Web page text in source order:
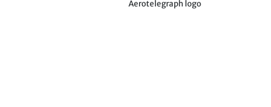
Aerotelegraph logo